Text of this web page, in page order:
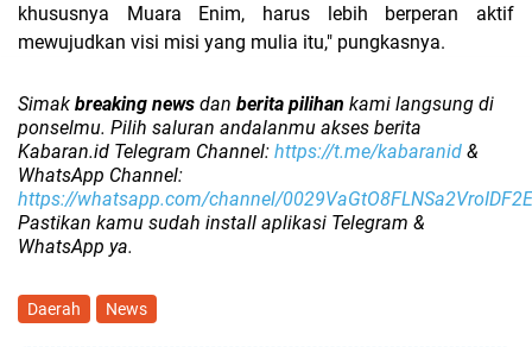
khususnya Muara Enim, harus lebih berperan aktif
mewujudkan visi misi yang mulia itu," pungkasnya.
Simak breaking news dan berita pilihan kami langsung di
ponselmu. Pilih saluran andalanmu akses berita
Kabaran.id Telegram Channel: https://t.me/kabaranid &
WhatsApp Channel:
https://whatsapp.com/channel/0029VaGtO8FLNSa2VroIDF2E
Pastikan kamu sudah install aplikasi Telegram &
WhatsApp ya.
Daerah News